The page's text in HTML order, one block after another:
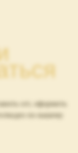
сет, оформить
видео по вашему